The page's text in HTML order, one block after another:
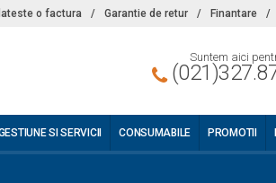
o factura / Garantie de retur / Finantare /
Suntem aici
SI SERVICII CONSUMABILE PROMOTII